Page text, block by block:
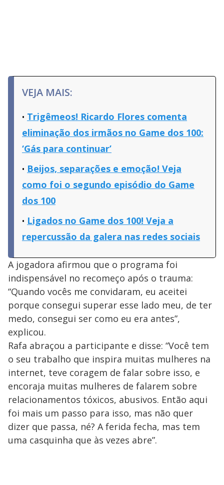
VEJA MAIS:
Trigêmeos! Ricardo Flores comenta
eliminação dos irmãos no Game dos 100:
‘Gás para continuar’
Beijos, separações e emoção! Veja
como foi o segundo episódio do Game
dos 100
Ligados no Game dos 100! Veja a
repercussão da galera nas redes sociais
A jogadora afirmou que o programa foi
indispensável no recomeço após o trauma:
“Quando vocês me convidaram, eu aceitei
porque consegui superar esse lado meu, de ter
medo, consegui ser como eu era antes”,
explicou.
Rafa abraçou a participante e disse: “Você tem
o seu trabalho que inspira muitas mulheres na
internet, teve coragem de falar sobre isso, e
encoraja muitas mulheres de falarem sobre
relacionamentos tóxicos, abusivos. Então aqui
foi mais um passo para isso, mas não quer
dizer que passa, né? A ferida fecha, mas tem
uma casquinha que às vezes abre”.